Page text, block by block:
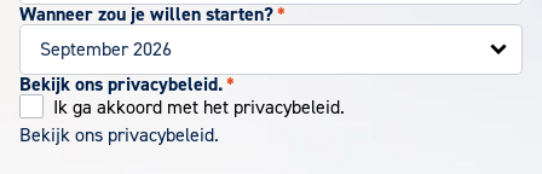
Wanneer zou je willen starten?*
Bekijk ons privacybeleid.*
Ik ga akkoord met het privacybeleid.
Bekijk ons privacybeleid.